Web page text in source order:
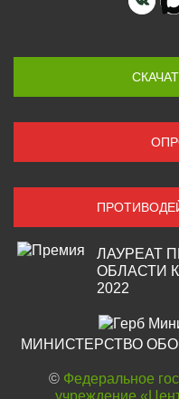
ЛАУРЕАТ
ОБЛАСТИ
2022
МИНИСТЕРСТВО
© Федеральное
учреждение